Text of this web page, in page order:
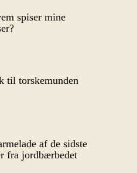
spiser mine
til torskemunden
af de sidste
fra jordbærbedet